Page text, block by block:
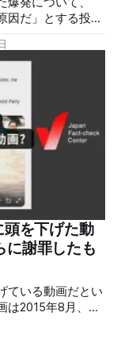
因だ」とする投稿
いないことを確認
可能性が高いと説
を調べる事故調
ビンで発電し、排
ネレーション」が
由
べると、これら
を超えている。
明の情報が飛び交
で震度7の地震が
ングセンター
を下げた動
に謝罪したも
ている動画だとい
は2015年8月、鳩
に対して頭を下